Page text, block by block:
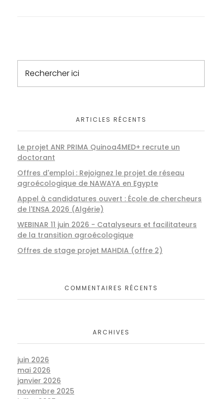
ARTICLES RÉCENTS
Le projet ANR PRIMA Quinoa4MED+ recrute un
doctorant
Offres d'emploi : Rejoignez le projet de réseau
agroécologique de NAWAYA en Egypte
Appel à candidatures ouvert : École de chercheurs
de l'ENSA 2026 (Algérie)
WEBINAR 11 juin 2026 - Catalyseurs et facilitateurs
de la transition agroécologique
Offres de stage projet MAHDIA (offre 2)
COMMENTAIRES RÉCENTS
ARCHIVES
juin 2026
mai 2026
janvier 2026
novembre 2025